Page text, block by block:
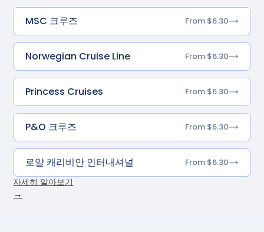
MSC 크루즈 From $6.30
Norwegian Cruise Line From $6.30
Princess Cruises From $6.30
P&O 크루즈 From $6.30
로얄 캐리비안 인터내셔널 From $6.30
자세히 알아보기
→